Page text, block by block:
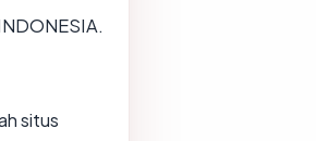
situs